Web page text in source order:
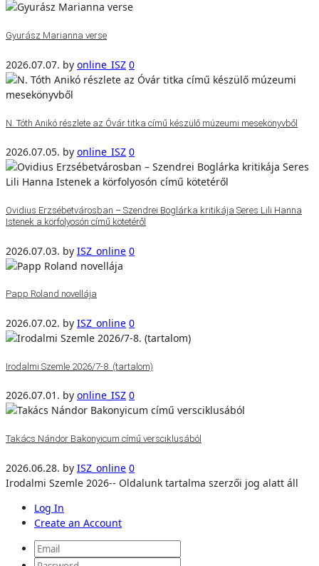
Gyurász Marianna verse
2026.07.07. by online_ISZ 0
N. Tóth Anikó részlete az Óvár titka című készülő múzeumi mesekönyvből
2026.07.05. by online_ISZ 0
Ovidius Erzsébetvárosban – Szendrei Boglárka kritikája Seres Lili Hanna
Istenek a körfolyosón című kötetéről
2026.07.03. by ISZ_online 0
Papp Roland novellája
2026.07.02. by ISZ_online 0
Irodalmi Szemle 2026/7-8. (tartalom)
2026.07.01. by online_ISZ 0
Takács Nándor Bakonyicum című versciklusából
2026.06.28. by ISZ_online 0
Irodalmi Szemle 2026-- Oldalunk tartalma szerzői jog alatt áll
Log In
Create an Account